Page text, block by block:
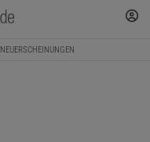
NEUERSCHEINUNGEN